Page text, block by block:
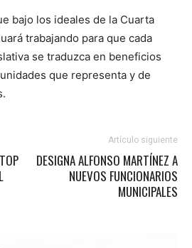
bajo los ideales de la Cuarta
trabajando para que cada
se traduzca en beneficios
que representa y de
Artículo siguiente
DESIGNA ALFONSO MARTÍNEZ A
NUEVOS FUNCIONARIOS
MUNICIPALES